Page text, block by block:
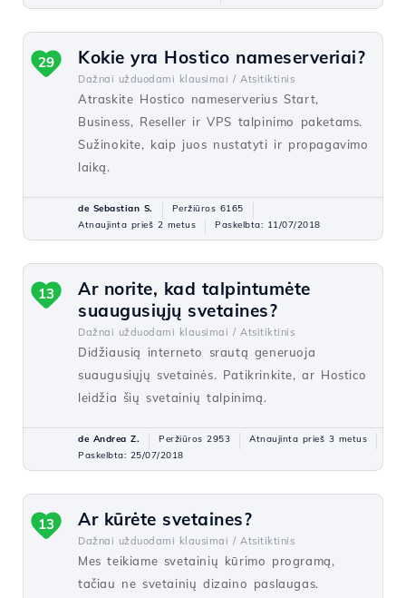
Kokie yra Hostico nameserveriai?
Dažnai užduodami klausimai / Atsitiktinis
Atraskite Hostico nameserverius Start,
Business, Reseller ir VPS talpinimo paketams.
Sužinokite, kaip juos nustatyti ir propagavimo
laiką.
29
de Sebastian S.
Peržiūros 6165
Atnaujinta prieš 2 metus
Paskelbta: 11/07/2018
Ar norite, kad talpintumėte
suaugusiųjų svetaines?
Dažnai užduodami klausimai / Atsitiktinis
Didžiausią interneto srautą generuoja
suaugusiųjų svetainės. Patikrinkite, ar Hostico
leidžia šių svetainių talpinimą.
13
de Andrea Z. Peržiūros 2953
Atnaujinta prieš 3 metus
Paskelbta: 25/07/2018
Ar kūrėte svetaines?
Dažnai užduodami klausimai / Atsitiktinis
Mes teikiame svetainių kūrimo programą,
tačiau ne svetainių dizaino paslaugas.
13